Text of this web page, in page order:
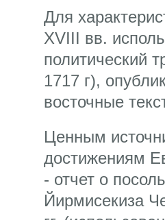
Для
XVIII вв.
политический
1717 г),
восточные
Ценным
достижениям
- отчет о
Йирмисекиза